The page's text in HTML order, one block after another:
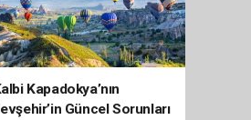
Kapadokya’nın
Güncel Sorunları